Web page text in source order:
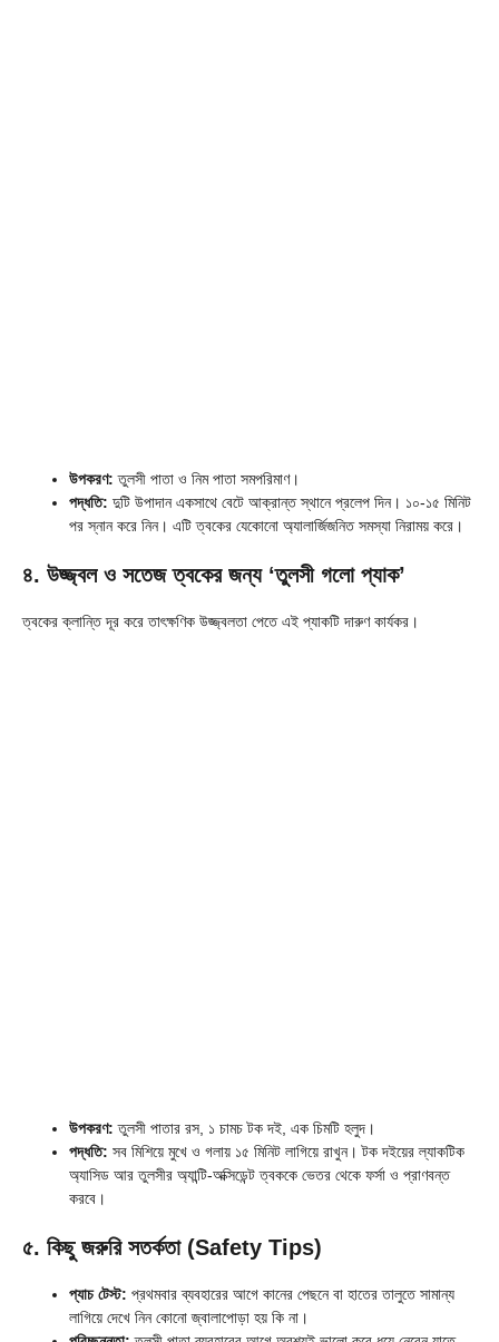
উপকরণ: তুলসী পাতা ও নিম পাতা সমপরিমাণ।
পদ্ধতি: দুটি উপাদান একসাথে বেটে আক্রান্ত স্থানে প্রলেপ দিন। ১০-১৫ মিনিট
পর স্নান করে নিন। এটি ত্বকের যেকোনো অ্যালার্জিজনিত সমস্যা নিরাময় করে।
৪. উজ্জ্বল ও সতেজ ত্বকের জন্য ‘তুলসী গলো প্যাক’
ত্বকের ক্লান্তি দূর করে তাৎক্ষণিক উজ্জ্বলতা পেতে এই প্যাকটি দারুণ কার্যকর।
উপকরণ: তুলসী পাতার রস, ১ চামচ টক দই, এক চিমটি হলুদ।
পদ্ধতি: সব মিশিয়ে মুখে ও গলায় ১৫ মিনিট লাগিয়ে রাখুন। টক দইয়ের ল্যাকটিক
অ্যাসিড আর তুলসীর অ্যান্টি-অক্সিডেন্ট ত্বককে ভেতর থেকে ফর্সা ও প্রাণবন্ত
করবে।
৫. কিছু জরুরি সতর্কতা (Safety Tips)
প্যাচ টেস্ট: প্রথমবার ব্যবহারের আগে কানের পেছনে বা হাতের তালুতে সামান্য
লাগিয়ে দেখে নিন কোনো জ্বালাপোড়া হয় কি না।